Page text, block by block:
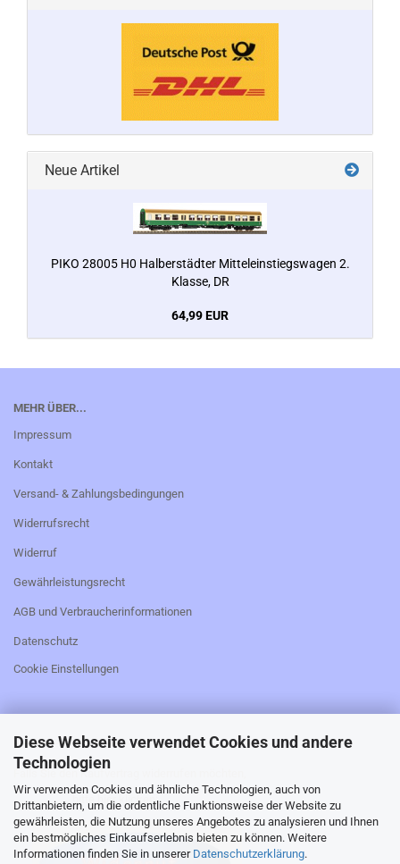
Diese Webseite verwendet Cookies und andere
Technologien
Wir verwenden Cookies und ähnliche Technologien, auch von
Drittanbietern, um die ordentliche Funktionsweise der Website zu
gewährleisten, die Nutzung unseres Angebotes zu analysieren und Ihnen
ein bestmögliches Einkaufserlebnis bieten zu können. Weitere
Informationen finden Sie in unserer Datenschutzerklärung.
Neue Artikel
PIKO 28005 H0 Halberstädter Mitteleinstiegswagen 2.
Klasse, DR
64,99 EUR
MEHR ÜBER...
Impressum
Kontakt
Versand- & Zahlungsbedingungen
Widerrufsrecht
Widerruf
Gewährleistungsrecht
AGB und Verbraucherinformationen
Datenschutz
Cookie Einstellungen
_________________________________________________
Falls Sie den Kaufvertrag widerrufen möchten,
bitte hier klicken: